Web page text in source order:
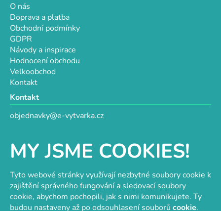
MY JSME COOKIES!
Tyto webové stránky využívají nezbytné soubory cookie k
zajištění správného fungování a sledovací soubory
cookie, abychom pochopili, jak s nimi komunikujete. Ty
budou nastaveny až po odsouhlasení souborů cookie.
O nás
Doprava a platba
Obchodní podmínky
GDPR
Návody a inspirace
Hodnocení obchodu
Velkoobchod
Kontakt
Kontakt
objednavky@e-vytvarka.cz
Facebook
Velkoobchod s korálky a komponentyTvořit je radost